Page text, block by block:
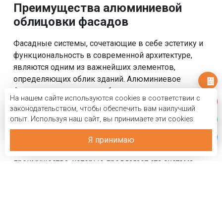
Преимущества алюминиевой
облицовки фасадов
Фасадные системы, сочетающие в себе эстетику и
функциональность в современной архитектуре,
являются одним из важнейших элементов,
определяющих облик зданий. Алюминиевое
фасадное остекление и облицовка — это
незаменимое решение современной архитектуры,
которое часто предпочитают как в коммерческих
системы алюминиевых фасадов стали такими
популярными? Давайте подробно рассмотрим
преимущества, которые предлагает эта система.
На нашем сайте используются cookies в соответствии с
законодательством, чтобы обеспечить вам наилучший
опыт. Используя наш сайт, вы принимаете эти cookies.
Я принимаю